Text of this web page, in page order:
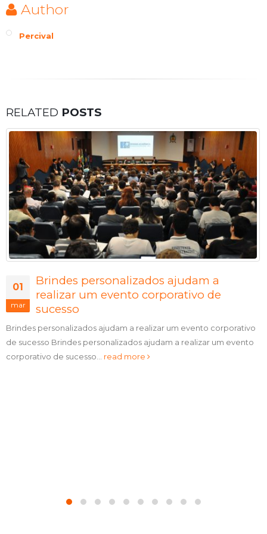
Author
Percival
RELATED POSTS
01
mar
Brindes personalizados ajudam a
realizar um evento corporativo de
sucesso
Brindes personalizados ajudam a realizar um evento corporativo
de sucesso Brindes personalizados ajudam a realizar um evento
corporativo de sucesso... read more